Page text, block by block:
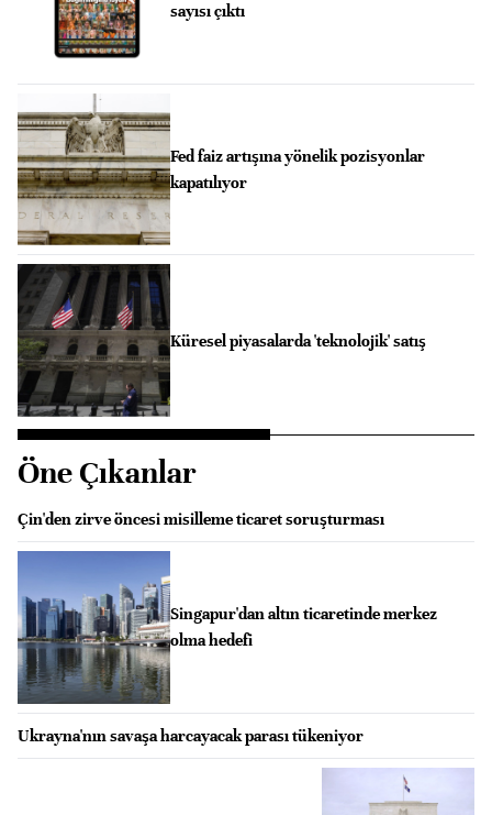
sayısı çıktı
Fed faiz artışına yönelik pozisyonlar
kapatılıyor
Küresel piyasalarda 'teknolojik' satış
Öne Çıkanlar
Çin'den zirve öncesi misilleme ticaret soruşturması
Singapur'dan altın ticaretinde merkez
olma hedefi
Ukrayna'nın savaşa harcayacak parası tükeniyor